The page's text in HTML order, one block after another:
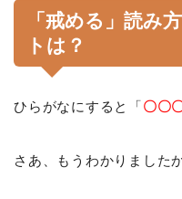
「戒める」読み
トは？
ひらがなにすると「〇〇
さあ、もうわかりました